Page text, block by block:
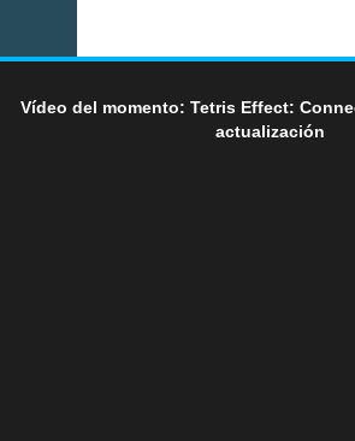
Vídeo del momento: Tetris Effect:
actualización